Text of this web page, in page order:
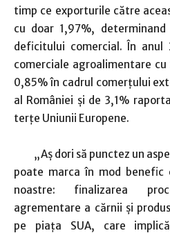
timp ce exporturile către
cu doar 1,97%,
deficitului comercial. În anul
comerciale agroalimentare cu
0,85% în cadrul comerţului
al României şi de 3,1%
terţe Uniunii Europene.
„Aş dori să punctez un
poate marca în mod benefic
noastre: finalizarea
agrementare a cărnii şi
pe piaţa SUA, care